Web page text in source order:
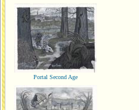
Portal Second Age